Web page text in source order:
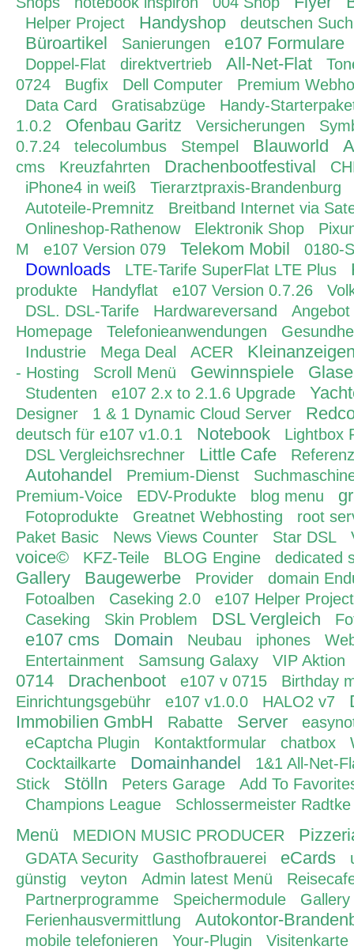
Helper Project Handyshop deutschen
Büroartikel Sanierungen e107 Formulare
Doppel-Flat direktvertrieb All-Net-Flat
0724
Bugfix Dell Computer
Premium
Data Card
Gratisabzüge
Handy-
1.0.2
Ofenbau Garitz Versicherungen
0.7.24
telecolumbus Stempel Blauworld
cms Kreuzfahrten Drachenbootfestival
iPhone4 in weiß
Tierarztpraxis-Brandenburg
Autoteile-Premnitz
Breitband Internet via
Onlineshop-Rathenow
Elektronik Shop
M
e107 Version 079 Telekom Mobil 0180-
Downloads LTE-Tarife SuperFlat LTE Plus
produkte Handyflat e107 Version 0.7.26
DSL. DSL-Tarife
Hardwareversand
Angebot
Homepage
Telefonieanwendungen
Industrie
Mega Deal ACER
- Hosting Scroll Menü Gewinnspiele
Studenten e107 2.x to 2.1.6 Upgrade
Designer 1 & 1 Dynamic Cloud Server
deutsch für e107 v1.0.1 Notebook
Lightbox
DSL Vergleichsrechner
Little Cafe
Autohandel Premium-Dienst
Premium-Voice
EDV-Produkte blog menu
Fotoprodukte Greatnet Webhosting
root
Paket Basic
News Views Counter Star DSL
voice© KFZ-Teile BLOG Engine dedicated
Gallery Baugewerbe Provider
domain
Fotoalben
Caseking 2.0
e107 Helper Project
Caseking
Skin Problem DSL Vergleich
e107 cms Domain Neubau iphones
Entertainment
Samsung Galaxy VIP Aktion
0714 Drachenboot e107 v 0715
Birthday
Einrichtungsgebühr
e107 v1.0.0 HALO2 v7
Immobilien GmbH
Rabatte Server
eCaptcha Plugin
Kontaktformular chatbox
Cocktailkarte
Domainhandel
1&1 All-Net-
Stick
Stölln Peters Garage
Add To
Champions League
Schlossermeister Radtke
Menü MEDION MUSIC PRODUCER
GDATA Security Gasthofbrauerei eCards
günstig
veyton Admin latest Menü
Partnerprogramme
Speichermodule
Gallery
Ferienhausvermittlung
Autokontor-
mobile telefonieren Your-Plugin Visitenkarte